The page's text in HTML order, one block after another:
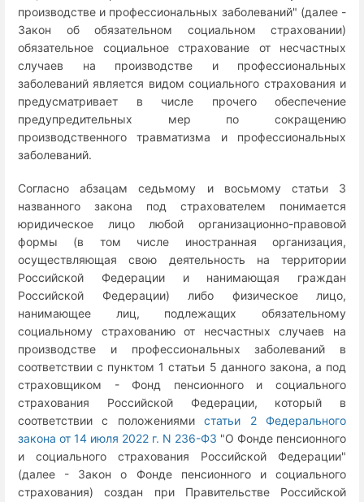
производстве и профессиональных заболеваний" (далее -
Закон об обязательном социальном страховании)
обязательное социальное страхование от несчастных
случаев на производстве и профессиональных
заболеваний является видом социального страхования и
предусматривает в числе прочего обеспечение
предупредительных мер по сокращению
производственного травматизма и профессиональных
заболеваний.
Согласно абзацам седьмому и восьмому статьи 3
названного закона под страхователем понимается
юридическое лицо любой организационно-правовой
формы (в том числе иностранная организация,
осуществляющая свою деятельность на территории
Российской Федерации и нанимающая граждан
Российской Федерации) либо физическое лицо,
нанимающее лиц, подлежащих обязательному
социальному страхованию от несчастных случаев на
производстве и профессиональных заболеваний в
соответствии с пунктом 1 статьи 5 данного закона, а под
страховщиком - Фонд пенсионного и социального
страхования Российской Федерации, который в
соответствии с положениямистатьи 2 Федерального
закона от 14 июля 2022 г. N 236-ФЗ "О Фонде пенсионного
и социального страхования Российской Федерации"
(далее - Закон о Фонде пенсионного и социального
страхования) создан при Правительстве Российской